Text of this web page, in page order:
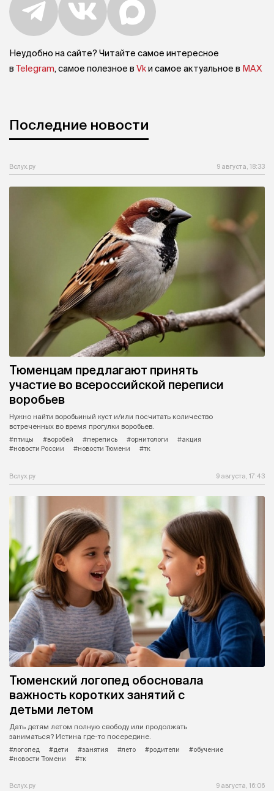
Неудобно на сайте? Читайте самое интересное
в Telegram, самое полезное в Vkи самое актуальное в MAX
Последние новости
Вслух.ру 9 августа, 18:33
Тюменцам предлагают принять
участие во всероссийской переписи
воробьев
Нужно найти воробьиный куст и/или посчитать количество
встреченных во время прогулки воробьев.
#птицы
#воробей #перепись #орнитологи
#акция
#новости России
#новости Тюмени #тк
Вслух.ру 9 августа, 17:43
Тюменский логопед обосновала
важность коротких занятий с
детьми летом
Дать детям летом полную свободу или продолжать
заниматься? Истина где-то посередине.
#логопед
#дети #занятия #лето #родители
#обучение
#новости Тюмени
#тк
Вслух.ру 9 августа, 16:06